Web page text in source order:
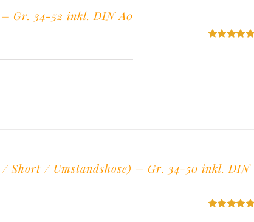
Gr. 34-52 inkl. DIN A0
/ Short / Umstandshose) – Gr. 34-50 inkl. DIN